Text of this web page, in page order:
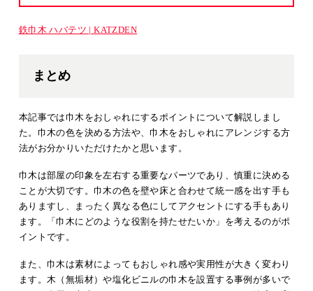
鉄巾木 ハバテツ | KATZDEN
まとめ
本記事では巾木をおしゃれにするポイントについて解説しまし
た。巾木の色を決める方法や、巾木をおしゃれにアレンジする方
法がお分かりいただけたかと思います。
巾木は部屋の印象を左右する重要なパーツであり、慎重に決める
ことが大切です。巾木の色を壁や床と合わせて統一感を出す手も
ありますし、まったく異なる色にしてアクセントにする手もあり
ます。「巾木にどのような役割を持たせたいか」を考えるのがポ
イントです。
また、巾木は素材によってもおしゃれ感や実用性が大きく変わり
ます。木（無垢材）や塩化ビニルの巾木を設置する事例が多いで